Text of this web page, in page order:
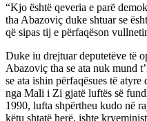
“Kjo është qeveria e parë
tha Abazoviç duke shtuar se
që sipas tij e përfaqëson
Duke iu drejtuar deputetëve të
Abazoviç tha se ata nuk mund
se ata ishin përfaqësues të
nga Mali i Zi gjatë luftës së
1990, lufta shpërtheu kudo në
këtu shtatë herë, ishte